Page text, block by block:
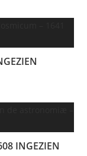
INGEZIEN